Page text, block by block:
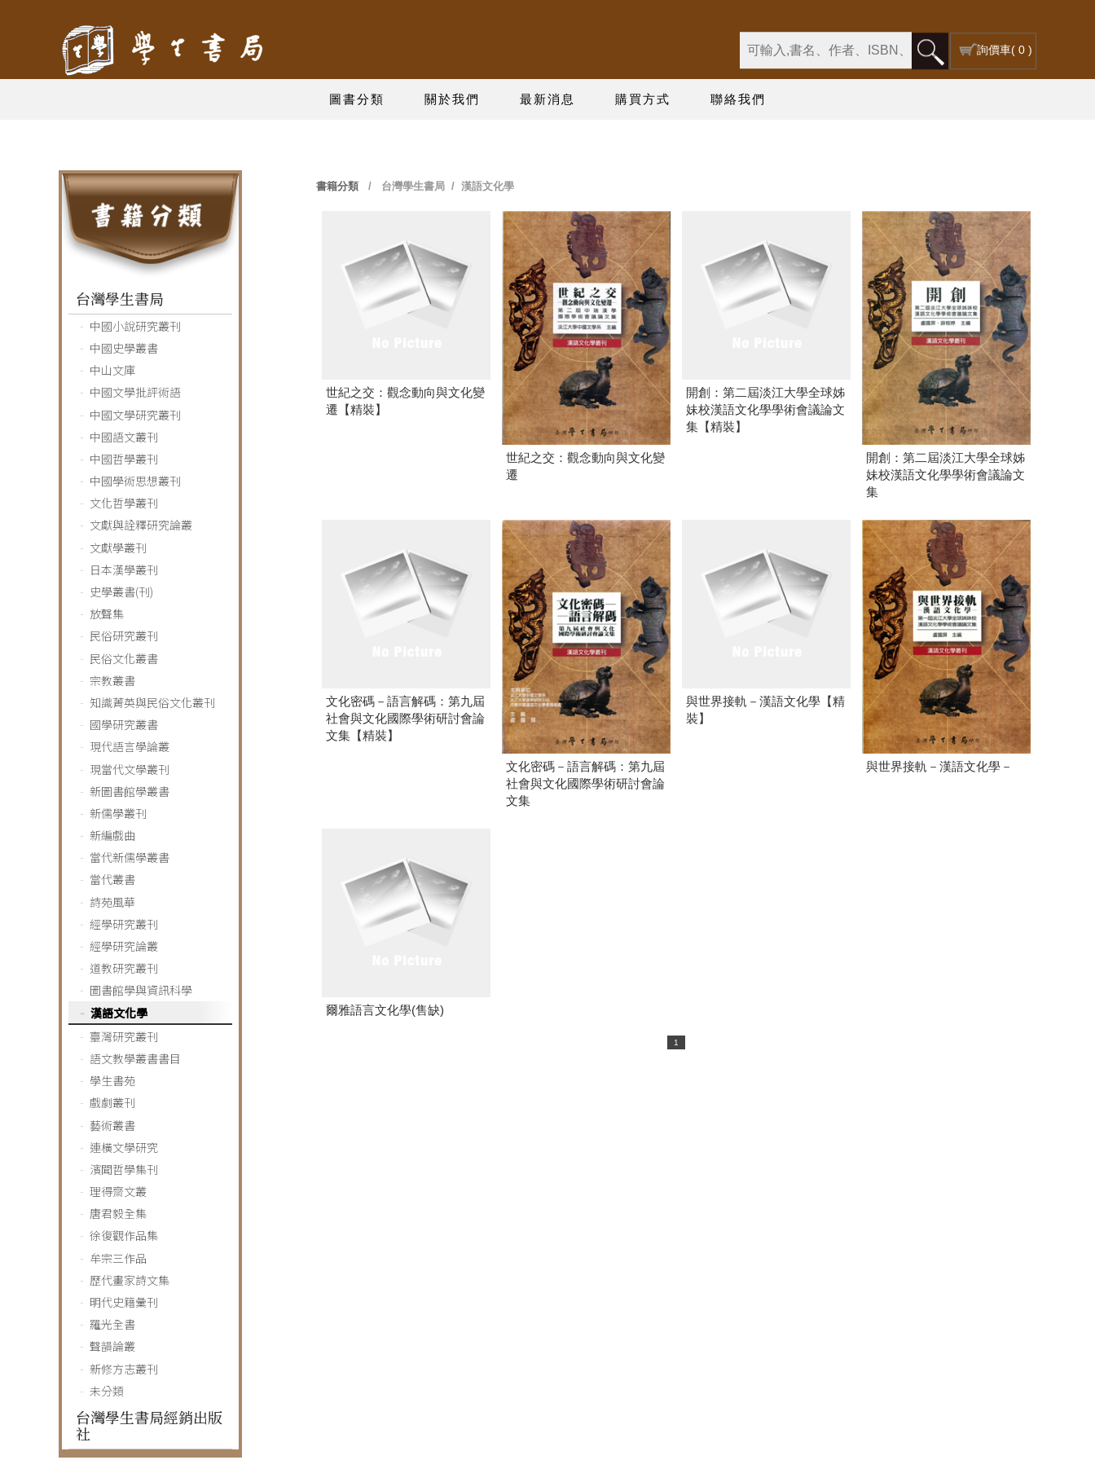
詢價車( 0 )
圖書分類 關於我們 最新消息 購買方式 聯絡我們
台灣學生書局
中國小說研究叢刊
中國史學叢書
中山文庫
中國文學批評術語
中國文學研究叢刊
中國語文叢刊
中國哲學叢刊
中國學術思想叢刊
文化哲學叢刊
文獻與詮釋研究論叢
文獻學叢刊
日本漢學叢刊
史學叢書(刊)
放聲集
民俗研究叢刊
民俗文化叢書
宗教叢書
知識菁英與民俗文化叢刊
國學研究叢書
現代語言學論叢
現當代文學叢刊
新圖書館學叢書
新儒學叢刊
新編戲曲
當代新儒學叢書
當代叢書
詩苑風華
經學研究叢刊
經學研究論叢
道教研究叢刊
圖書館學與資訊科學
漢語文化學
臺灣研究叢刊
語文教學叢書書目
學生書苑
戲劇叢刊
藝術叢書
連橫文學研究
濱聞哲學集刊
理得齋文叢
唐君毅全集
徐復觀作品集
牟宗三作品
歷代畫家詩文集
明代史籍彙刊
羅光全書
聲韻論叢
新修方志叢刊
未分類
台灣學生書局經銷出版
社
書籍分類 / 台灣學生書局 / 漢語文化學
世紀之交：觀念動向與文化變
遷【精裝】
世紀之交：觀念動向與文化變
遷
開創：第二屆淡江大學全球姊
妹校漢語文化學學術會議論文
集【精裝】
開創：第二屆淡江大學全球姊
妹校漢語文化學學術會議論文
集
文化密碼－語言解碼：第九屆
社會與文化國際學術研討會論
文集【精裝】
文化密碼－語言解碼：第九屆
社會與文化國際學術研討會論
文集
與世界接軌－漢語文化學【精
裝】
與世界接軌－漢語文化學－
爾雅語言文化學(售缺)
1